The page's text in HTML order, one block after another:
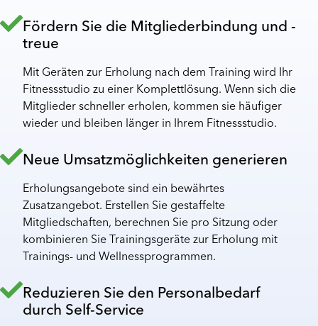
Fördern Sie die Mitgliederbindung und -
treue
Mit Geräten zur Erholung nach dem Training wird Ihr
Fitnessstudio zu einer Komplettlösung. Wenn sich die
Mitglieder schneller erholen, kommen sie häufiger
wieder und bleiben länger in Ihrem Fitnessstudio.
Neue Umsatzmöglichkeiten generieren
Erholungsangebote sind ein bewährtes
Zusatzangebot. Erstellen Sie gestaffelte
Mitgliedschaften, berechnen Sie pro Sitzung oder
kombinieren Sie Trainingsgeräte zur Erholung mit
Trainings- und Wellnessprogrammen.
Reduzieren Sie den Personalbedarf
durch Self-Service